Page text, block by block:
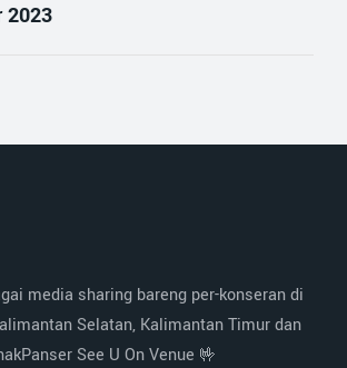
2023
media sharing bareng per-konseran di
Selatan, Kalimantan Timur dan
See U On Venue 🤟